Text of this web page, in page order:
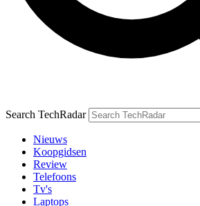
Search TechRadar
Nieuws
Koopgidsen
Review
Telefoons
Tv's
Laptops